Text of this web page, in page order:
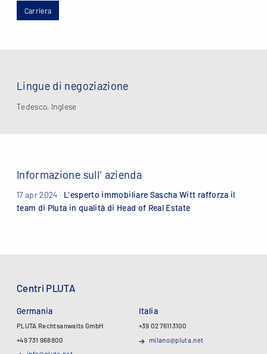
Carriera
Lingue di negoziazione
Tedesco, Inglese
Informazione sull‘ azienda
17 apr 2024 · L’esperto immobiliare Sascha Witt rafforza il
team di Pluta in qualità di Head of Real Estate
Centri PLUTA
Germania
PLUTA Rechtsanwalts GmbH
+49 731 968800
Italia
+39 02 76113100
milano@pluta.net